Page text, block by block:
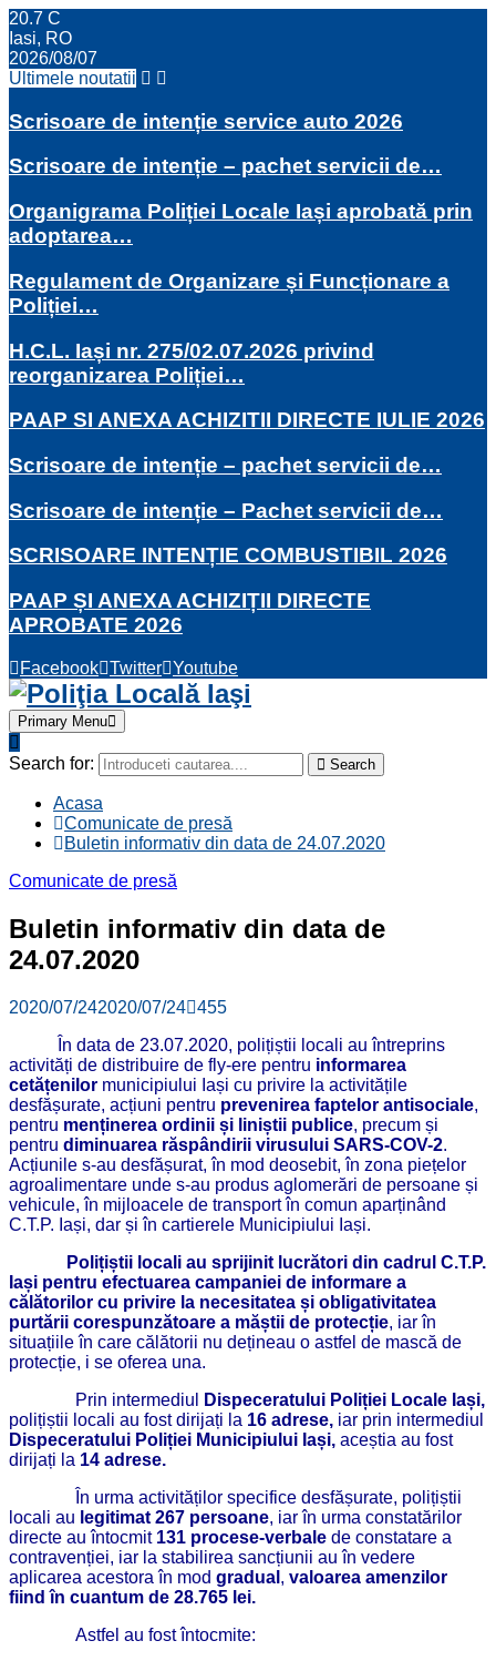
20.7 C
Iasi, RO
2026/08/07
Ultimele noutatii
Scrisoare de intenție service auto 2026
Scrisoare de intenție – pachet servicii de…
Organigrama Poliției Locale Iași aprobată prin
adoptarea…
Regulament de Organizare și Funcționare a
Poliției…
H.C.L. Iași nr. 275/02.07.2026 privind
reorganizarea Poliției…
PAAP SI ANEXA ACHIZITII DIRECTE IULIE 2026
Scrisoare de intenție – pachet servicii de…
Scrisoare de intenție – Pachet servicii de…
SCRISOARE INTENȚIE COMBUSTIBIL 2026
PAAP ȘI ANEXA ACHIZIȚII DIRECTE
APROBATE 2026
Facebook Twitter Youtube
Primary Menu
Search for: Search
Acasa
Comunicate de presă
Buletin informativ din data de 24.07.2020
Comunicate de presă
Buletin informativ din data de
24.07.2020
2020/07/242020/07/24 455
În data de 23.07.2020, polițiștii locali au întreprins
activități de distribuire de fly-ere pentru informarea
cetățenilor municipiului Iași cu privire la activitățile
desfășurate, acțiuni pentru prevenirea faptelor antisociale,
pentru menținerea ordinii și liniștii publice, precum și
pentru diminuarea răspândirii virusului SARS-COV-2.
Acțiunile s-au desfășurat, în mod deosebit, în zona piețelor
agroalimentare unde s-au produs aglomerări de persoane și
vehicule, în mijloacele de transport în comun aparținând
C.T.P. Iași, dar și în cartierele Municipiului Iași.
Polițiștii locali au sprijinit lucrători din cadrul C.T.P.
Iași pentru efectuarea campaniei de informare a
călătorilor cu privire la necesitatea și obligativitatea
purtării corespunzătoare a măștii de protecție, iar în
situațiile în care călătorii nu dețineau o astfel de mască de
protecție, i se oferea una.
Prin intermediul
Dispeceratului Poliției Locale Iași,
polițiștii locali au fost dirijați la 16 adrese, iar prin intermediul
Dispeceratului Poliției Municipiului Iași, aceștia au fost
dirijați la 14 adrese.
În urma activităților specifice desfășurate, polițiștii
locali au legitimat 267 persoane, iar în urma constatărilor
directe au întocmit 131 procese-verbale de constatare a
contravenției, iar la stabilirea sancțiunii au în vedere
aplicarea acestora în mod gradual , valoarea amenzilor
fiind în cuantum de 28.765 lei.
Astfel au fost întocmite: